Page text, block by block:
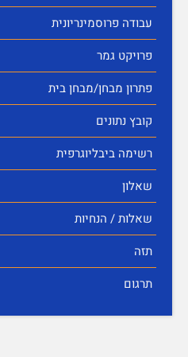
עבודה פרוסמינריונית
פרויקט גמר
פתרון מבחן/מבחן בית
קובץ נתונים
רשימה ביבליוגרפית
שאלון
שאלות / הנחיות
תזה
תרגום